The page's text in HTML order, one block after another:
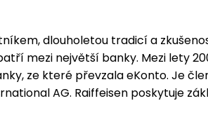
dlouholetou tradicí a
mezi největší banky. Mezi lety
ze které převzala eKonto. Je
AG. Raiffeisen poskytuje